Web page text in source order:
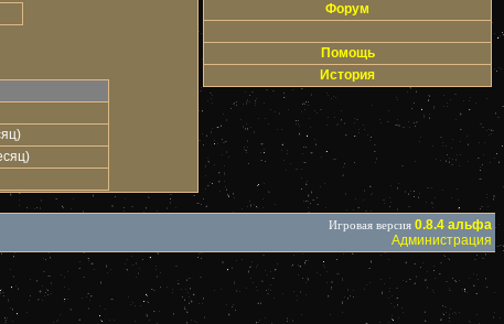
Форум
Помощь
История
Игровая версия 0.8.4 альфа
Администрация